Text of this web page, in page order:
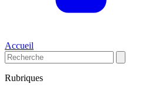
Accueil
Rubriques